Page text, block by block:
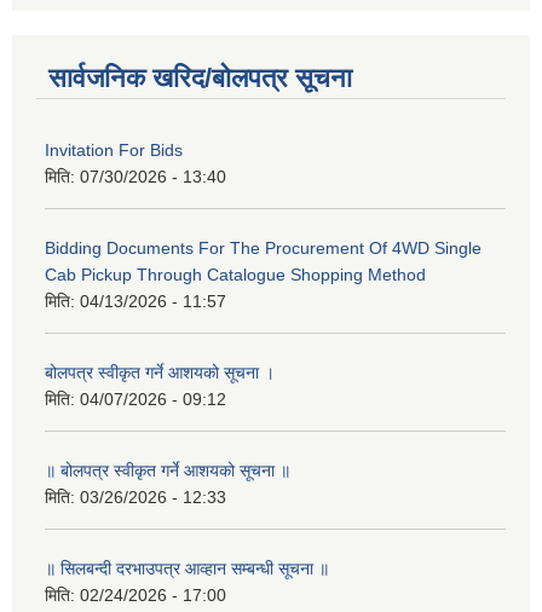
सार्वजनिक खरिद/बोलपत्र सूचना
Invitation For Bids
मिति: 07/30/2026 - 13:40
Bidding Documents For The Procurement Of 4WD Single
Cab Pickup Through Catalogue Shopping Method
मिति: 04/13/2026 - 11:57
बोलपत्र स्वीकृत गर्ने आशयको सूचना ।
मिति: 04/07/2026 - 09:12
॥ बोलपत्र स्वीकृत गर्ने आशयको सूचना ॥
मिति: 03/26/2026 - 12:33
॥ सिलबन्दी दरभाउपत्र आव्हान सम्बन्धी सूचना ॥
मिति: 02/24/2026 - 17:00